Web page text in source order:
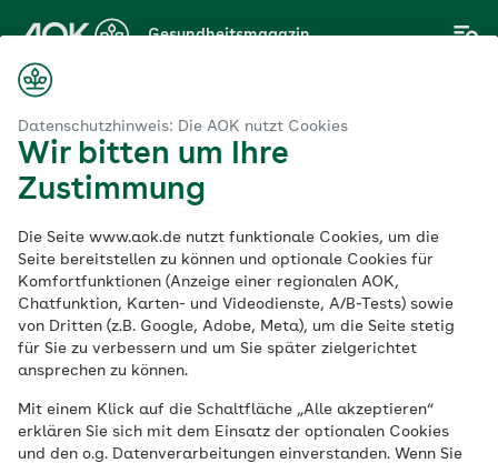
Datenschutzhinweis: Die AOK nutzt Cookies
Wir bitten um Ihre
Zustimmung
Die Seite www.aok.de nutzt funktionale Cookies, um die
Seite bereitstellen zu können und optionale Cookies für
Komfortfunktionen (Anzeige einer regionalen AOK,
Chatfunktion, Karten- und Videodienste, A/B-Tests) sowie
von Dritten (z.B. Google, Adobe, Meta), um die Seite stetig
für Sie zu verbessern und um Sie später zielgerichtet
ansprechen zu können.
Mit einem Klick auf die Schaltfläche „Alle akzeptieren“
erklären Sie sich mit dem Einsatz der optionalen Cookies
und den o.g. Datenverarbeitungen einverstanden. Wenn Sie
Hauptinhalt
springen
Gesundheitsmagazin
Faszination
Wassersport –
welche
Wassersportart